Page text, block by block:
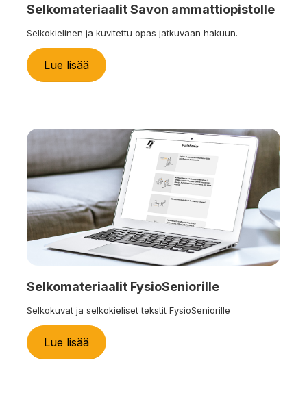
Selkomateriaalit Savon ammattiopistolle
Selkokielinen ja kuvitettu opas jatkuvaan hakuun.
Lue lisää
Selkomateriaalit FysioSeniorille
Selkokuvat ja selkokieliset tekstit FysioSeniorille
Lue lisää